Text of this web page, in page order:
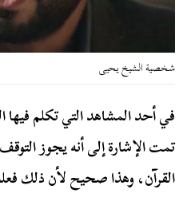
شخصية الشيخ يحيى
في أحد المشاهد التي تكلم
تمت الإشارة إلى أنه يجوز
القرآن، وهذا صحيح لأن ذلك